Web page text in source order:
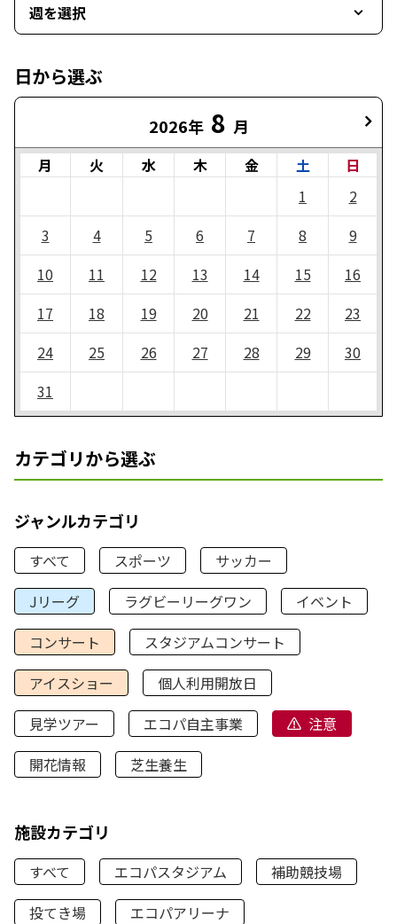
週を選択
日から選ぶ
2026年 8 月
月 火 水 木 金 土
日
1
2
3
4 5 6 7 8
9
10
11 12 13 14 15
16
17
18 19 20 21 22
23
24
25 26 27 28 29
30
31
カテゴリから選ぶ
ジャンルカテゴリ
すべて スポーツ
サッカー
Jリーグ
ラグビーリーグワン
イベント
コンサート
スタジアムコンサート
アイスショー
個人利用開放日
見学ツアー
エコパ自主事業
注意
開花情報
芝生養生
施設カテゴリ
すべて エコパスタジアム
補助競技場
投てき場
エコパアリーナ